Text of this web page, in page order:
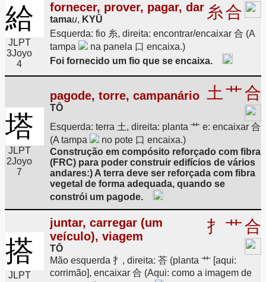
給
JLPT
3Joyo
4
fornecer, prover, pagar, dar
tamau, KYŪ 糸合
Esquerda: fio 糸, direita: encontrar/encaixar 合 (A
tampa
na panela 口 encaixa.)
Foi fornecido um fio que se encaixa.
塔
JLPT
2Joyo
7
pagode, torre, campanário
TŌ
土 艹合
Esquerda: terra 土, direita: planta 艹 e: encaixar 合
(A tampa
no pote 口 encaixa.)
Construção em compósito reforçado com fibra
(FRC) para poder construir edifícios de vários
andares:) A terra deve ser reforçada com fibra
vegetal de forma adequada, quando se
constrói um pagode.
搭
JLPT
juntar, carregar (um
veículo), viagem
TŌ
扌 艹合
Mão esquerda 扌, direita: 荅 (planta 艹 [aqui:
corrimão], encaixar 合 (Aqui: como a imagem de